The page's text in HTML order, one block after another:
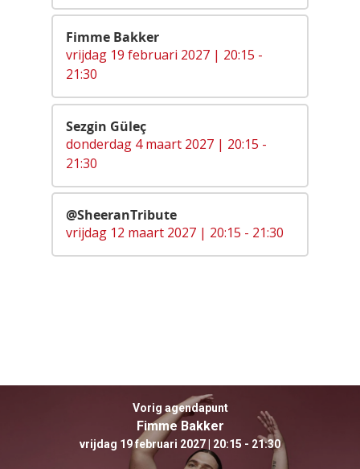
Fimme Bakker
vrijdag 19 februari 2027 | 20:15 -
21:30
Sezgin Güleç
donderdag 4 maart 2027 | 20:15 -
21:30
@SheeranTribute
vrijdag 12 maart 2027 | 20:15 - 21:30
Vorig agendapunt
Fimme Bakker
vrijdag 19 februari 2027 | 20:15 - 21:30